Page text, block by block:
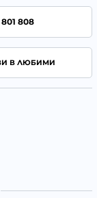
808
В ЛЮБИМИ